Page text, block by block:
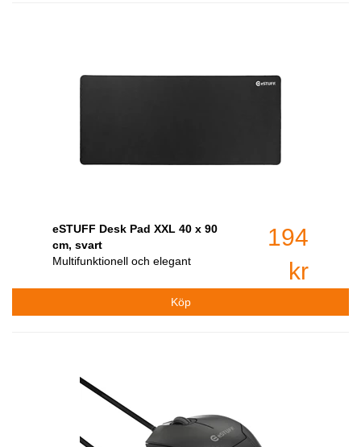
eSTUFF Desk Pad XXL 40 x 90
cm, svart
Multifunktionell och elegant
194
kr